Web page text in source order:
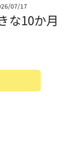
07/17
な10か月